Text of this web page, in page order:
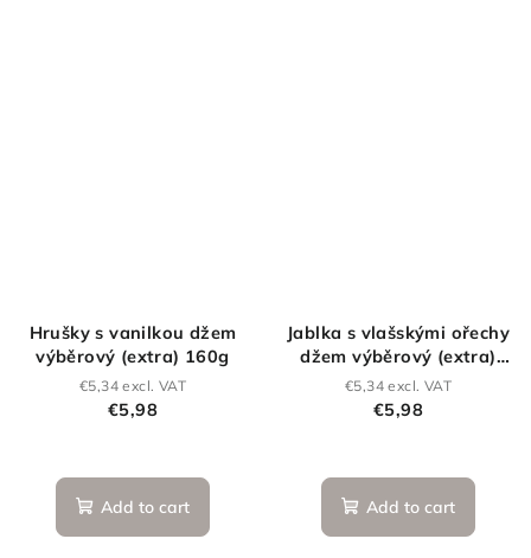
Hrušky s vanilkou džem
výběrový (extra) 160g
€5,34 excl. VAT
€5,98
Add to cart
Jablka s vlašskými ořechy
džem výběrový (extra)
160 g
€5,34 excl. VAT
€5,98
Add to cart